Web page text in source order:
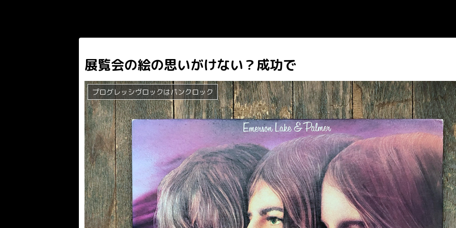
展覧会の絵の思いがけない？成功で
プログレッシヴロックはパンクロック